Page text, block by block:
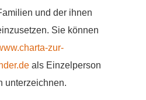
und der ihnen
Sie können
zur-
als Einzelperson
unterzeichnen.